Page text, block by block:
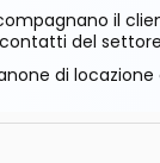
il
del
di